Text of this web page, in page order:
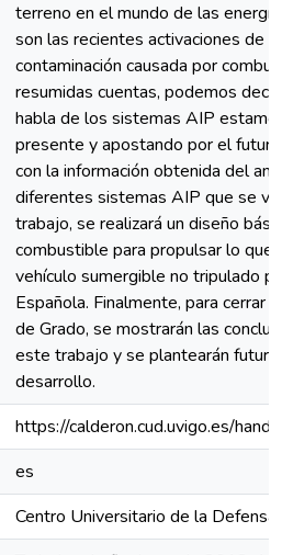
terreno en el mundo de las
son las recientes activaciones de
contaminación causada por
resumidas cuentas, podemos
habla de los sistemas AIP
presente y apostando por el
con la información obtenida del
diferentes sistemas AIP que se
trabajo, se realizará un diseño
combustible para propulsar lo que
vehículo sumergible no tripulado
Española. Finalmente, para cerrar
de Grado, se mostrarán las
este trabajo y se plantearán
desarrollo.
https://calderon.cud.uvigo.es/
es
Centro Universitario de la Defensa